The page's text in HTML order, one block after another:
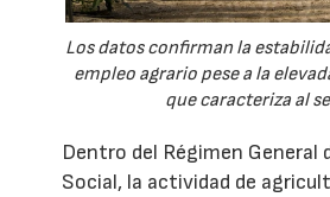
Los datos confirman la
empleo agrario pese a la
que caracteriza al
Dentro del Régimen General
Social, la actividad de